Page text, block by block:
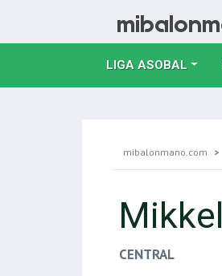
LIGA ASOBAL
mibalonmano.com
Mikkel
CENTRAL